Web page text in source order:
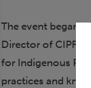
The event began
Director of
for Indigenous
practices and